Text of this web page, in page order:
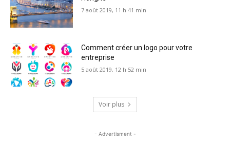
7 août 2019, 11 h 41 min
Comment créer un logo pour votre
entreprise
5 août 2019, 12 h 52 min
Voir plus
- Advertisment -